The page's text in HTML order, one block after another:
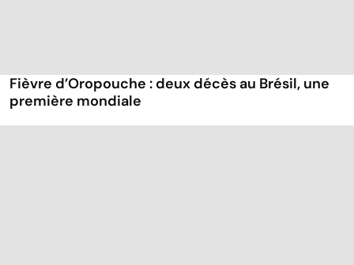
Fièvre d’Oropouche : deux décès au Brésil, une
première mondiale